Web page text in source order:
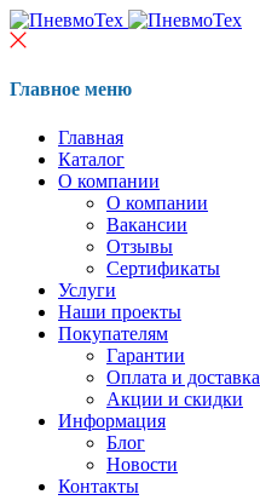
Главное меню
Главная
Каталог
О компании
О компании
Вакансии
Отзывы
Сертификаты
Услуги
Наши проекты
Покупателям
Гарантии
Оплата и доставка
Акции и скидки
Информация
Блог
Новости
Контакты